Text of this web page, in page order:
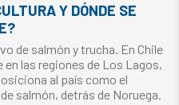
Y DÓNDE SE
de salmón y trucha. En Chile
las regiones de Los Lagos,
al país como el
salmón, detrás de Noruega.